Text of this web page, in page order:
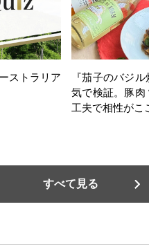
ストラリア
『茄子のバジ
気で検証。豚肉
工夫で相性がこ
すべて見る